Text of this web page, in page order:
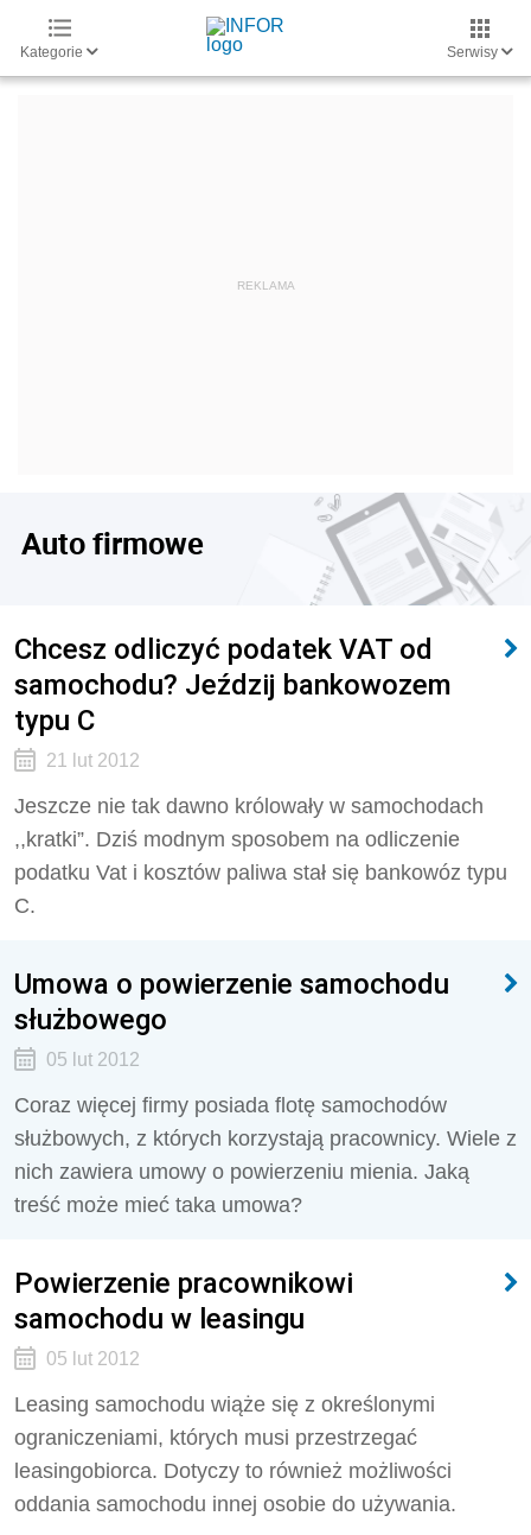
Kategorie Serwisy
Auto firmowe
Chcesz odliczyć podatek VAT od
samochodu? Jeździj bankowozem
typu C
21 lut 2012
Jeszcze nie tak dawno królowały w samochodach
,,kratki”. Dziś modnym sposobem na odliczenie
podatku Vat i kosztów paliwa stał się bankowóz typu
C.
Umowa o powierzenie samochodu
służbowego
05 lut 2012
Coraz więcej firmy posiada flotę samochodów
służbowych, z których korzystają pracownicy. Wiele z
nich zawiera umowy o powierzeniu mienia. Jaką
treść może mieć taka umowa?
Powierzenie pracownikowi
samochodu w leasingu
05 lut 2012
Leasing samochodu wiąże się z określonymi
ograniczeniami, których musi przestrzegać
leasingobiorca. Dotyczy to również możliwości
oddania samochodu innej osobie do używania.